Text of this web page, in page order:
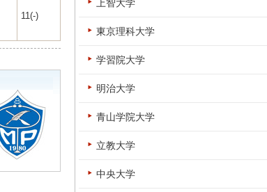
11(-)
上智大学
東京理科大学
学習院大学
明治大学
青山学院大学
立教大学
中央大学